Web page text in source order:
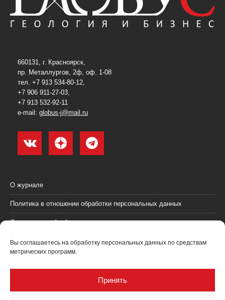
Вы соглашаетесь на обработку персональных данных по средствам
метрических программ.
Принять
660131, г. Красноярск,
пр. Металлургов, 2ф, оф. 1-08
тел. +7 913 534-80-12,
+7 906 911-27-03,
+7 913 532-92-11
e-mail: globus-j@mail.ru
О журнале
Политика в отношении обработки персональных данных
Согласие на обработку персональных данных
Пользовательское соглашение (оферта)